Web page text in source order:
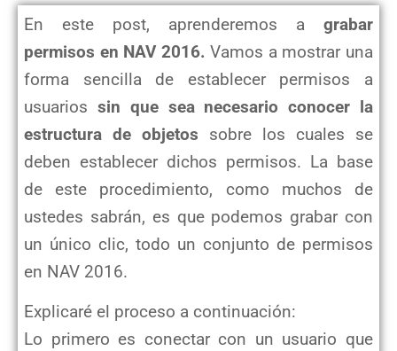
En este post, aprenderemos a grabar
permisos en NAV 2016. Vamos a mostrar una
forma sencilla de establecer permisos a
usuarios sin que sea necesario conocer la
estructura de objetos sobre los cuales se
deben establecer dichos permisos. La base
de este procedimiento, como muchos de
ustedes sabrán, es que podemos grabar con
un único clic, todo un conjunto de permisos
en NAV 2016.
Explicaré el proceso a continuación:
Lo primero es conectar con un usuario que